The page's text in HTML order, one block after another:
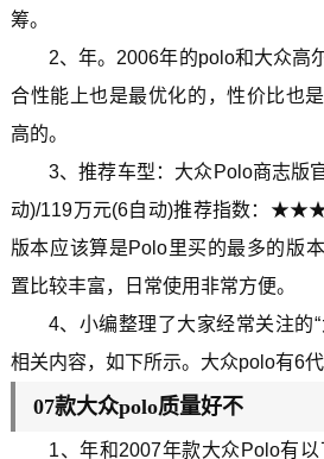
筹。
2、年。2006年的polo和大众高
合性能上也是最优化的，性价比也
高的。
3、推荐车型：大众Polo商志版
动)/119万元(6自动)推荐指数：
版本应该算是Polo里买的最多的版
置比较丰富，日常使用非常方便。
4、小编整理了大家经常关注的
相关内容，如下所示。大众polo有6代
07款大众polo质量好不
1、年和2007年款大众Polo有